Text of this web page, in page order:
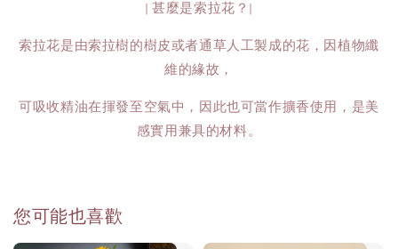
| 甚麼是索拉花？|
索拉花是由索拉樹的樹皮或者通草人工製成的花，因植物纖
維的緣故，
可吸收精油在揮發至空氣中，因此也可當作擴香使用，是美
感實用兼具的材料。
您可能也喜歡